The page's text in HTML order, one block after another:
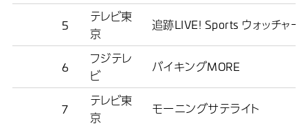
5
テレビ東
京
追跡LIVE! Sports ウォッチャー
6
フジテレ
ビ
バイキングMORE
7
テレビ東
京
モーニングサテライト